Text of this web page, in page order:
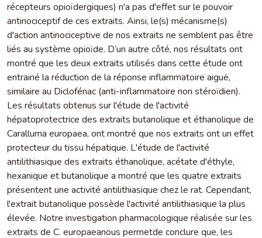
récepteurs opioïdergiques) n'a pas d'effet sur le pouvoir
antinociceptif de ces extraits. Ainsi, le(s) mécanisme(s)
d'action antinociceptive de nos extraits ne semblent pas être
liés au système opioïde. D’un autre côté, nos résultats ont
montré que les deux extraits utilisés dans cette étude ont
entrainé la réduction de la réponse inflammatoire aiguë,
similaire au Diclofénac (anti-inflammatoire non stéroïdien).
Les résultats obtenus sur l'étude de l'activité
hépatoprotectrice des extraits butanolique et éthanolique de
Caralluma europaea, ont montré que nos extraits ont un effet
protecteur du tissu hépatique. L'étude de l'activité
antilithiasique des extraits éthanolique, acétate d'éthyle,
hexanique et butanolique a montré que les quatre extraits
présentent une activité antilithiasique chez le rat. Cependant,
l'extrait butanolique possède l'activité antilithiasique la plus
élevée. Notre investigation pharmacologique réalisée sur les
extraits de C. europaeanous permetde conclure que, les